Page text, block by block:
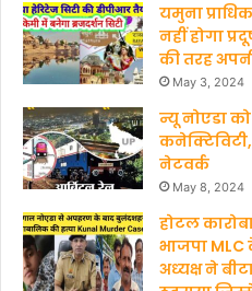
k
यमुना
नहीं होगा
की तरह
May 3, 2024
न्यू नोएडा
नेटवर्क
May 8, 2024
होटल
भाजपा MLC
अध्‍यक्ष ने